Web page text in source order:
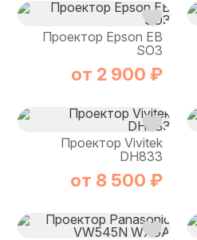
Проектор Epson EB
SO3
от 2 900 ₽
Проектор Vivitek
DH833
от 8 500 ₽